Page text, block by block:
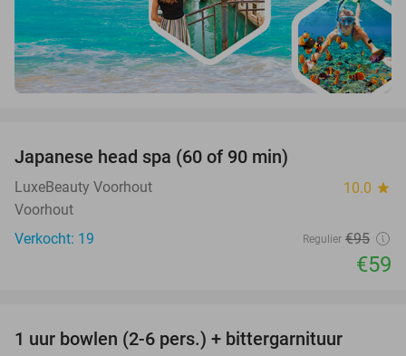
Japanese head spa (60 of 90 min)
LuxeBeauty Voorhout 10.0 star
Voorhout
Verkocht: 19
Regulier €95
€59
1 uur bowlen (2-6 pers.) + bittergarnituur